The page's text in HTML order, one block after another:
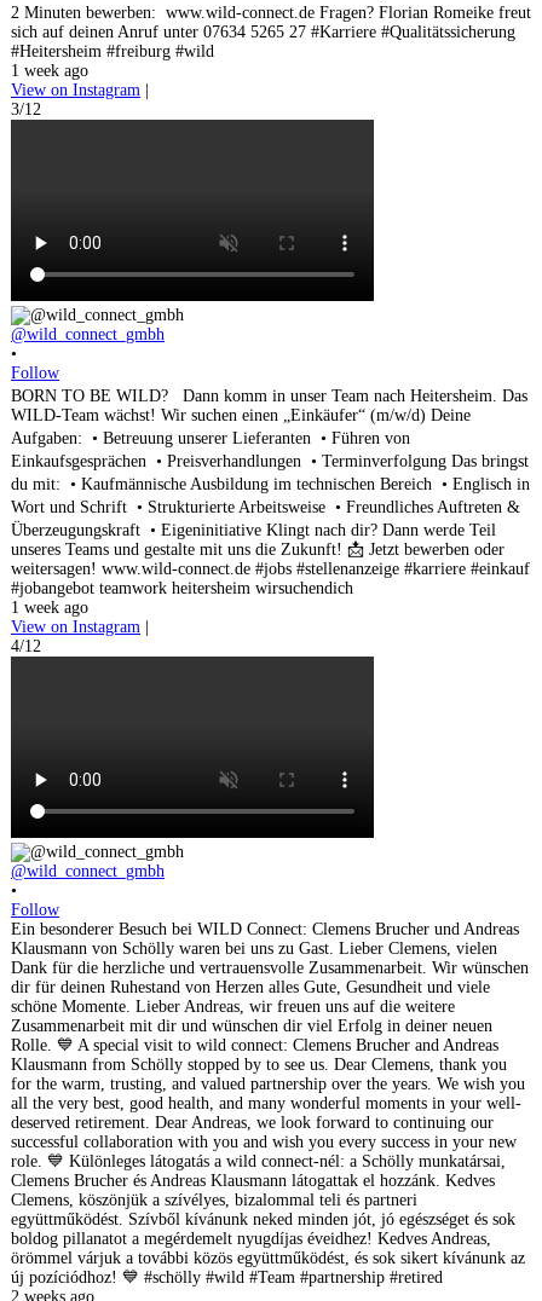
2 Minuten bewerben: www.wild-connect.de Fragen? Florian Romeike freut
sich auf deinen Anruf unter 07634 5265 27 #Karriere #Qualitätssicherung
#Heitersheim #freiburg #wild
1 week ago
View on Instagram |
3/12
@wild_connect_gmbh
•
Follow
BORN TO BE WILD? Dann komm in unser Team nach Heitersheim. Das
WILD-Team wächst! Wir suchen einen „Einkäufer“ (m/w/d) Deine
Aufgaben: • Betreuung unserer Lieferanten • Führen von
Einkaufsgesprächen • Preisverhandlungen • Terminverfolgung Das bringst
du mit: • Kaufmännische Ausbildung im technischen Bereich • Englisch in
Wort und Schrift • Strukturierte Arbeitsweise • Freundliches Auftreten &
Überzeugungskraft • Eigeninitiative Klingt nach dir? Dann werde Teil
unseres Teams und gestalte mit uns die Zukunft! 📩 Jetzt bewerben oder
weitersagen! www.wild-connect.de #jobs #stellenanzeige #karriere #einkauf
#jobangebot teamwork heitersheim wirsuchendich
1 week ago
View on Instagram |
4/12
@wild_connect_gmbh
•
Follow
Ein besonderer Besuch bei WILD Connect: Clemens Brucher und Andreas
Klausmann von Schölly waren bei uns zu Gast. Lieber Clemens, vielen
Dank für die herzliche und vertrauensvolle Zusammenarbeit. Wir wünschen
dir für deinen Ruhestand von Herzen alles Gute, Gesundheit und viele
schöne Momente. Lieber Andreas, wir freuen uns auf die weitere
Zusammenarbeit mit dir und wünschen dir viel Erfolg in deiner neuen
Rolle. 💙 A special visit to wild connect: Clemens Brucher and Andreas
Klausmann from Schölly stopped by to see us. Dear Clemens, thank you
for the warm, trusting, and valued partnership over the years. We wish you
all the very best, good health, and many wonderful moments in your well-
deserved retirement. Dear Andreas, we look forward to continuing our
successful collaboration with you and wish you every success in your new
role. 💙 Különleges látogatás a wild connect-nél: a Schölly munkatársai,
Clemens Brucher és Andreas Klausmann látogattak el hozzánk. Kedves
Clemens, köszönjük a szívélyes, bizalommal teli és partneri
együttműködést. Szívből kívánunk neked minden jót, jó egészséget és sok
boldog pillanatot a megérdemelt nyugdíjas éveidhez! Kedves Andreas,
örömmel várjuk a további közös együttműködést, és sok sikert kívánunk az
új pozíciódhoz! 💙 #schölly #wild #Team #partnership #retired
2 weeks ago